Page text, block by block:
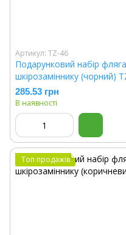
Артикул: TZ-46
Подарунковий набір
шкірозаміннику (чорний)
285.53 грн
В наявності
Топ продажів